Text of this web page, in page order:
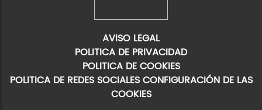
AVISO LEGAL
POLITICA DE PRIVACIDAD
POLITICA DE COOKIES
POLITICA DE REDES SOCIALES CONFIGURACIÓN DE LAS
COOKIES